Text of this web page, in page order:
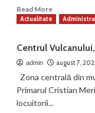
postliceale
viitorii
specialiști
și
transporturi
Read MoreRead
more
condamnat
pentru
tentativă
la
vrea
Actualitate
Centrul
admin august 7,
Zona centrală din
Primarul Cristian
locuitorii...